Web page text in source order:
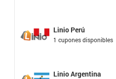
Linio Perú
1 cupones disponibles
Linio Argentina